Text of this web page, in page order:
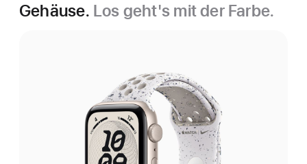
Gehäuse. Los geht's mit der Farbe.